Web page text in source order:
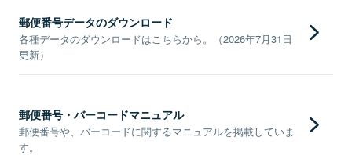
郵便番号データのダウンロード
各種データのダウンロードはこちらから。（2026年7月31日
更新）
郵便番号・バーコードマニュアル
郵便番号や、バーコードに関するマニュアルを掲載していま
す。